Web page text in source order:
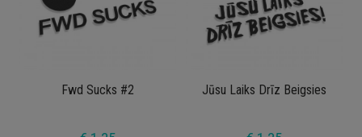
Fwd Sucks #2 Jūsu Laiks Drīz Beigsies